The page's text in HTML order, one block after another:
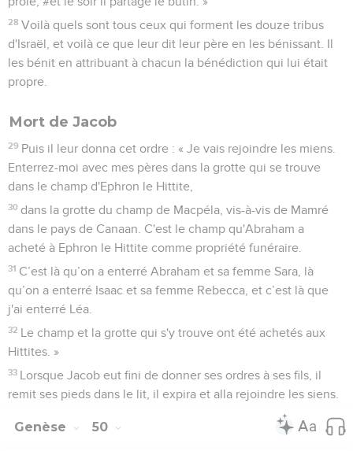
28 Voilà quels sont tous ceux qui forment les douze tribus
d'Israël, et voilà ce que leur dit leur père en les bénissant. Il
les bénit en attribuant à chacun la bénédiction qui lui était
propre.
Mort de Jacob
29 Puis il leur donna cet ordre : « Je vais rejoindre les miens.
Enterrez-moi avec mes pères dans la grotte qui se trouve
dans le champ d'Ephron le Hittite,
30 dans la grotte du champ de Macpéla, vis-à-vis de Mamré
dans le pays de Canaan. C'est le champ qu'Abraham a
acheté à Ephron le Hittite comme propriété funéraire.
31 C’est là qu’on a enterré Abraham et sa femme Sara, là
qu’on a enterré Isaac et sa femme Rebecca, et c’est là que
j'ai enterré Léa.
32 Le champ et la grotte qui s'y trouve ont été achetés aux
Hittites. »
33 Lorsque Jacob eut fini de donner ses ordres à ses fils, il
remit ses pieds dans le lit, il expira et alla rejoindre les siens.
Genèse 50